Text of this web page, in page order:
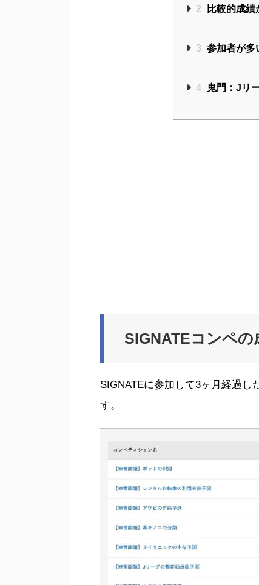
2 比較的成績
3 参加者が多
4 鬼門：Jリ
SIGNATEコンペの
SIGNATEに参加して3ヶ月経過し
す。